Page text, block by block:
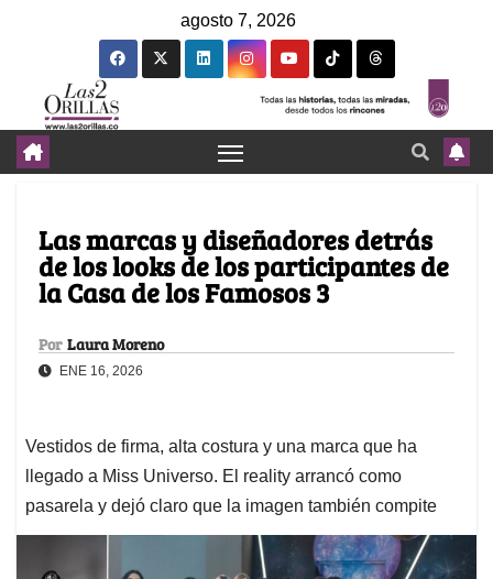
agosto 7, 2026
Las marcas y diseñadores detrás
de los looks de los participantes de
la Casa de los Famosos 3
Por Laura Moreno
ENE 16, 2026
Vestidos de firma, alta costura y una marca que ha
llegado a Miss Universo. El reality arrancó como
pasarela y dejó claro que la imagen también compite